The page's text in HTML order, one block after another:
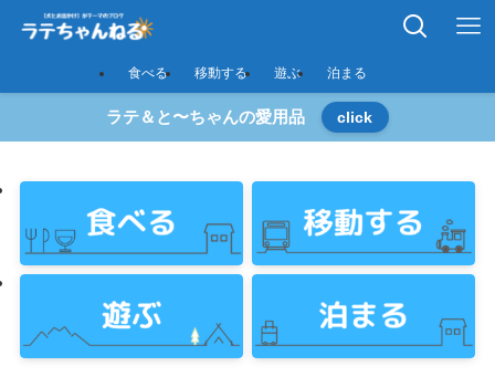
食べる 移動する 遊ぶ 泊まる
ラテ＆と〜ちゃんの愛用品 click